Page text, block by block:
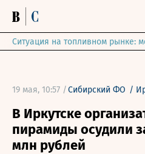
Ситуация на топливном рынке:
19 мая, 10:57 /Сибирский ФО /
В Иркутске
пирамиды осудили
млн рублей